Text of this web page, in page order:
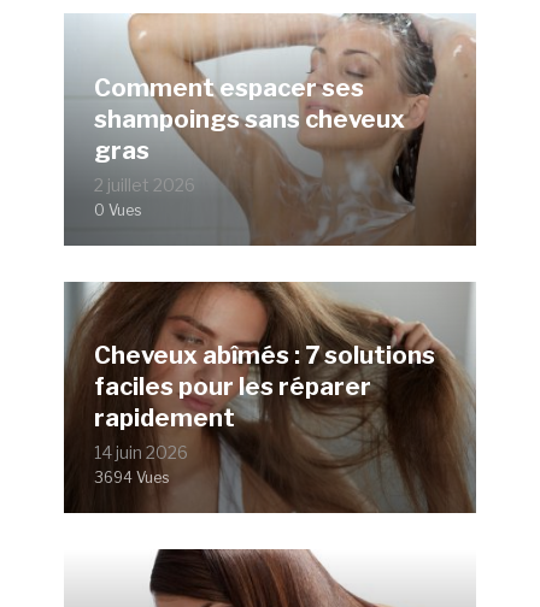
Comment espacer ses
shampoings sans cheveux
gras
2 juillet 2026
0 Vues
Cheveux abîmés : 7 solutions
faciles pour les réparer
rapidement
14 juin 2026
3694 Vues